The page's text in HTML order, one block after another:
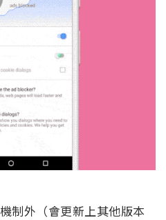
制外（會更新上其他版本